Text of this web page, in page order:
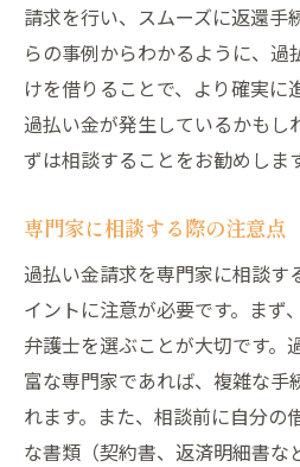
請求を行い、スムーズに返還手
らの事例からわかるように、過
けを借りることで、より確実に
過払い金が発生しているかもし
ずは相談することをお勧めします
専門家に相談する際の注意点
過払い金請求を専門家に相談す
イントに注意が必要です。まず
弁護士を選ぶことが大切です。
富な専門家であれば、複雑な手
れます。また、相談前に自分の
な書類（契約書、返済明細書な